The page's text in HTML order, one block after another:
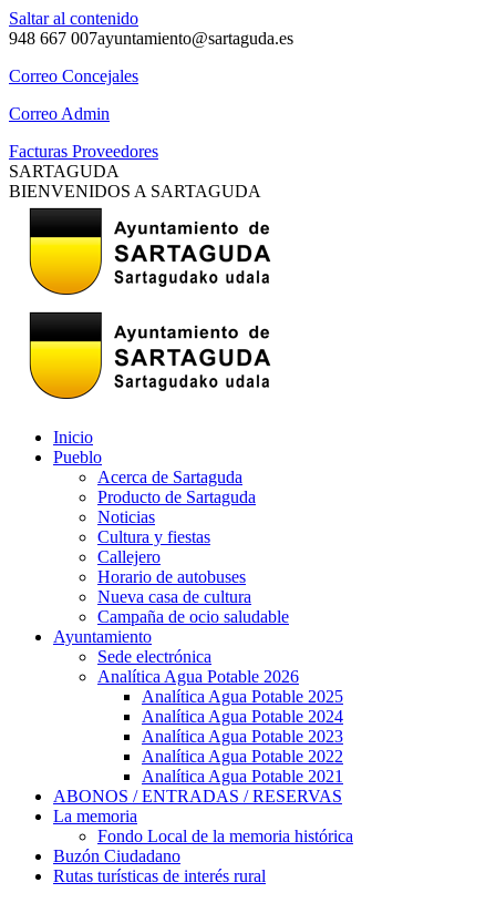
Saltar al contenido
948 667 007ayuntamiento@sartaguda.es
Correo Concejales
Correo Admin
Facturas Proveedores
SARTAGUDA
BIENVENIDOS A SARTAGUDA
Inicio
Pueblo
Acerca de Sartaguda
Producto de Sartaguda
Noticias
Cultura y fiestas
Callejero
Horario de autobuses
Nueva casa de cultura
Campaña de ocio saludable
Ayuntamiento
Sede electrónica
Analítica Agua Potable 2026
Analítica Agua Potable 2025
Analítica Agua Potable 2024
Analítica Agua Potable 2023
Analítica Agua Potable 2022
Analítica Agua Potable 2021
ABONOS / ENTRADAS / RESERVAS
La memoria
Fondo Local de la memoria histórica
Buzón Ciudadano
Rutas turísticas de interés rural